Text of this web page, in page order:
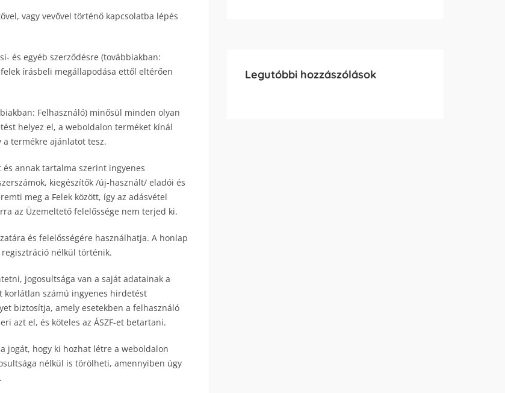
vagy vevővel történő kapcsolatba lépés
és egyéb szerződésre (továbbiakban:
írásbeli megállapodása ettől eltérően
Felhasználó) minősül minden olyan
helyez el, a weboldalon terméket kínál
termékre ajánlatot tesz.
annak tartalma szerint ingyenes
kiegészítők /új-használt/ eladói és
meg a Felek között, így az adásvétel
az Üzemeltető felelőssége nem terjed ki.
és felelősségére használhatja. A honlap
nélkül történik.
jogosultsága van a saját adatainak a
korlátlan számú ingyenes hirdetést
biztosítja, amely esetekben a felhasználó
azt el, és köteles az ÁSZF-et betartani.
jogát, hogy ki hozhat létre a weboldalon
nélkül is törölheti, amennyiben úgy
Legutóbbi hozzászólások